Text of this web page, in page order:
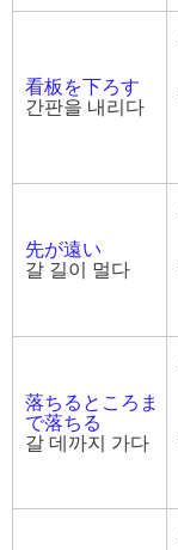
看板を下ろす
간판을 내리다
先が遠い
갈 길이 멀다
落ちるところま
で落ちる
갈 데까지 가다